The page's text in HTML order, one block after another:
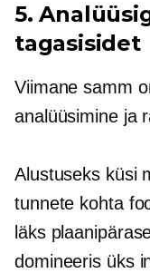
5.
tagasisidet
Viimane samm
analüüsimine ja
Alustuseks küsi
tunnete kohta
läks
domineeris üks